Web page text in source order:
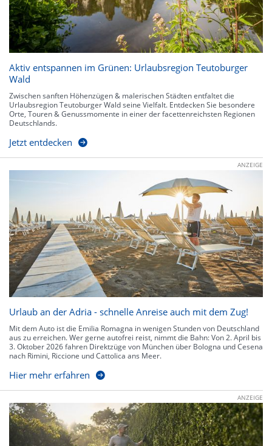
Aktiv entspannen im Grünen: Urlaubsregion Teutoburger
Wald
Zwischen sanften Höhenzügen & malerischen Städten entfaltet die
Urlaubsregion Teutoburger Wald seine Vielfalt. Entdecken Sie besondere
Orte, Touren & Genussmomente in einer der facettenreichsten Regionen
Deutschlands.
Jetzt entdecken
ANZEIGE
Urlaub an der Adria - schnelle Anreise auch mit dem Zug!
Mit dem Auto ist die Emilia Romagna in wenigen Stunden von Deutschland
aus zu erreichen. Wer gerne autofrei reist, nimmt die Bahn: Von 2. April bis
3. Oktober 2026 fahren Direktzüge von München über Bologna und Cesena
nach Rimini, Riccione und Cattolica ans Meer.
Hier mehr erfahren
ANZEIGE